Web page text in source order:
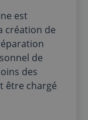
est
création de
de
des
être chargé